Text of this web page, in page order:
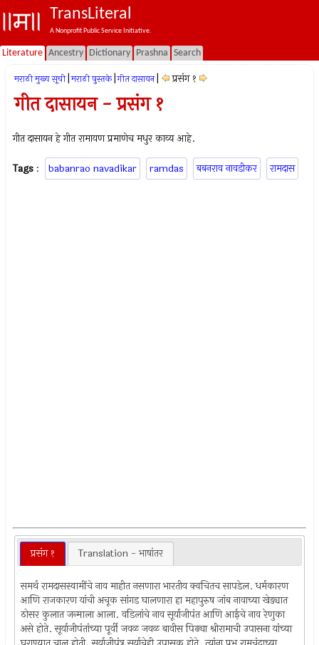
TransLiteral
A Nonprofit Public Service Initiative.
Literature Ancestry Dictionary Prashna Search
मराठी मुख्य सूची मराठी पुस्तके गीत दासायन प्रसंग १
गीत दासायन - प्रसंग १
गीत दासायन हे गीत रामायण प्रमाणेच मधुर काव्य आहे.
Tags : babanrao navadikar ramdas बबनराव नावडीकर रामदास
प्रसंग १ Translation - भाषांतर
समर्थ रामदासस्वामींचे नाव माहीत नसणारा भारतीय क्वचितच सापडेल. धर्मकारण
आणि राजकारण यांची अचूक सांगड घालणारा हा महापुरुष जांब नावाच्या खेड्यात
ठोसर कुलात जन्माला आला. वडिलांचे नाव सूर्याजीपंत आणि आईचे नाव रेणुका
असे होते. सूर्याजीपंतांच्या पूर्वी जवळ जवळ बावीस पिढ्या श्रीरामाची उपासना यांच्या